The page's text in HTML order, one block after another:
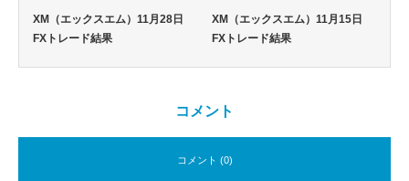
XM（エックスエム）11月28日
FXトレード結果
XM（エックスエム）11月15日
FXトレード結果
コメント
コメント (0)